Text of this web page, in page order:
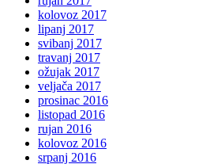
kolovoz 2017
lipanj 2017
svibanj 2017
travanj 2017
ožujak 2017
veljača 2017
prosinac 2016
listopad 2016
rujan 2016
kolovoz 2016
srpanj 2016